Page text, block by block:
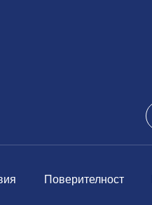
Поверителност